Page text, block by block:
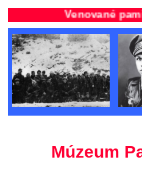
Venované
Múzeum